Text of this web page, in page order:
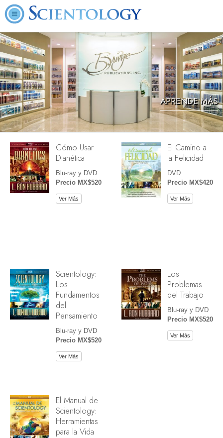
APRENDE MÁS
Cómo Usar
Dianética
Blu-ray y DVD
Precio MX$520
Ver Más
El Camino a
la Felicidad
DVD
Precio MX$420
Ver Más
Scientology:
Los
Fundamentos
del
Pensamiento
Blu-ray y DVD
Precio MX$520
Ver Más
Los
Problemas
del Trabajo
Blu-ray y DVD
Precio MX$520
Ver Más
El Manual de
Scientology:
Herramientas
para la Vida